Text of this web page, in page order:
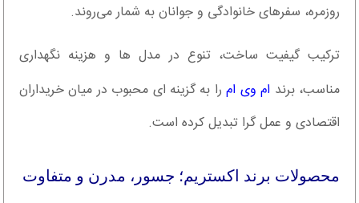
روزمره، سفرهای خانوادگی و جوانان به شمار می‌روند.
ترکیب گیفیت ساخت، تنوع در مدل ها و هزینه نگهداری
مناسب، برند ام وی امرا به گزینه ای محبوب در میان خریداران
اقتصادی و عمل گرا تبدیل کرده است.
محصولات برند اکستریم؛ جسور، مدرن و متفاوت